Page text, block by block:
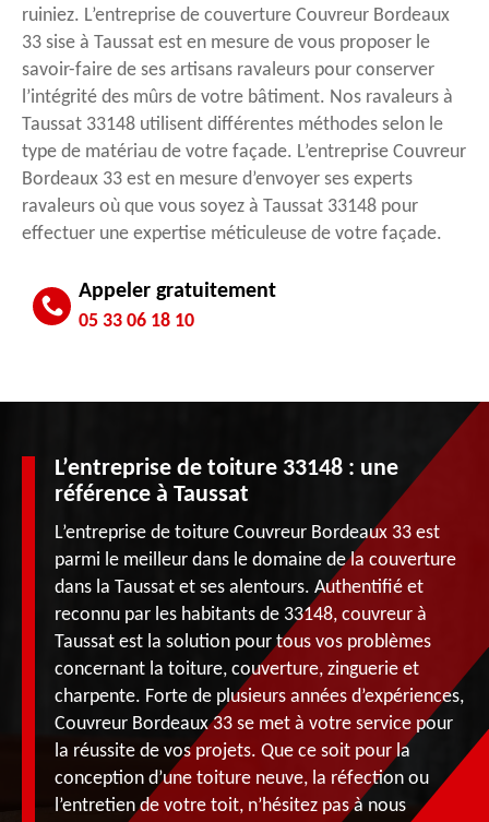
ruiniez. L’entreprise de couverture Couvreur Bordeaux
33 sise à Taussat est en mesure de vous proposer le
savoir-faire de ses artisans ravaleurs pour conserver
l’intégrité des mûrs de votre bâtiment. Nos ravaleurs à
Taussat 33148 utilisent différentes méthodes selon le
type de matériau de votre façade. L’entreprise Couvreur
Bordeaux 33 est en mesure d’envoyer ses experts
ravaleurs où que vous soyez à Taussat 33148 pour
effectuer une expertise méticuleuse de votre façade.
Appeler gratuitement
05 33 06 18 10
L’entreprise de toiture 33148 : une
référence à Taussat
L’entreprise de toiture Couvreur Bordeaux 33 est
parmi le meilleur dans le domaine de la couverture
dans la Taussat et ses alentours. Authentifié et
reconnu par les habitants de 33148, couvreur à
Taussat est la solution pour tous vos problèmes
concernant la toiture, couverture, zinguerie et
charpente. Forte de plusieurs années d’expériences,
Couvreur Bordeaux 33 se met à votre service pour
la réussite de vos projets. Que ce soit pour la
conception d’une toiture neuve, la réfection ou
l’entretien de votre toit, n’hésitez pas à nous